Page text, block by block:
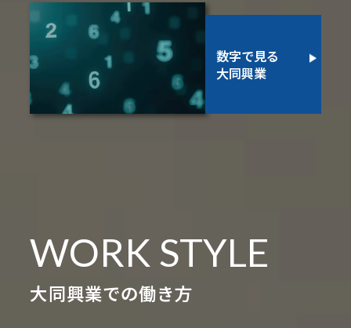
数字で見る
大同興業
WORK STYLE
大同興業での働き方